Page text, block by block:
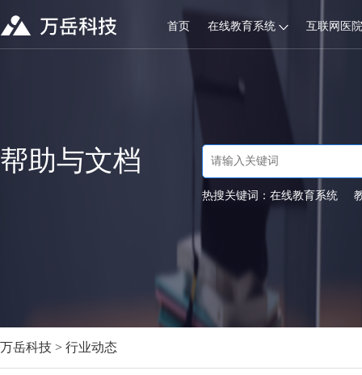
首页 在线教育系统 互联网医
帮助与文档
热搜关键词： 在线教育系统
万岳科技 > 行业动态